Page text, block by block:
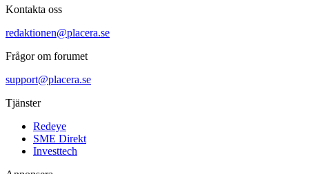
Kontakta oss
redaktionen@placera.se
Frågor om forumet
support@placera.se
Tjänster
Redeye
SME Direkt
Investtech